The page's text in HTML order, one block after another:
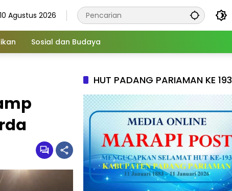
Agustus 2026
Sosial dan Budaya
HUT PADANG PARIAMAN KE 193